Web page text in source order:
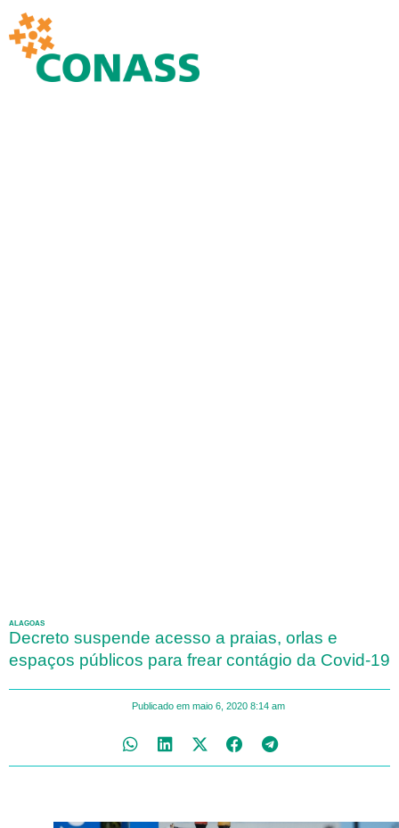
ALAGOAS
Decreto suspende acesso a praias, orlas e
espaços públicos para frear contágio da Covid-19
Publicado em maio 6, 2020 8:14 am